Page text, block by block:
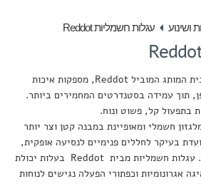
מחולל חנקן
חומרי סיכה
כלי עבודה
מסננים לתעשייה
מלגזות ושינוע
תרסיסים
ושינוע עגלות חשמליות Reddot
עגלות משטחים חשמליות מבית המותג המוביל Reddot, מספקות איכות
תוך עמידה בסטנדרטים המחמירים ביותר.
בתפעול קל, פשוט ונוח.
חשמלי ומאופיינת במבנה קטן וצר יותר
בעיקר לחללים פנימיים לנסיעה אופקית,
פריקה והעמסה של משטחים. עגלות חשמליות מבית Reddot בעלות יכולת
אגרונומיות וכפתורי הפעלה נגישים לנוחות